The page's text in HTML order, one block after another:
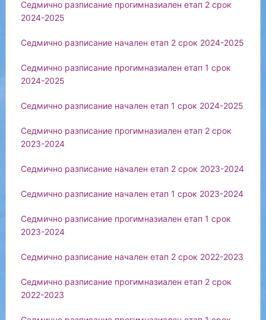
Седмично разписание прогимназиален етап 2 срок
2024-2025
Седмично разписание начален етап 2 срок 2024-2025
Седмично разписание прогимназиален етап 1 срок
2024-2025
Седмично разписание начален етап 1 срок 2024-2025
Седмично разписание прогимназиален етап 2 срок
2023-2024
Седмично разписание начален етап 2 срок 2023-2024
Седмично разписание начален етап 1 срок 2023-2024
Седмично разписание прогимназиален етап 1 срок
2023-2024
Седмично разписание начален етап 2 срок 2022-2023
Седмично разписание прогимназиален етап 2 срок
2022-2023